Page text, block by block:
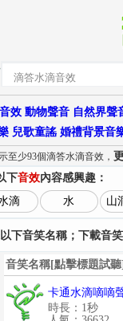
效 動物聲音 自然界聲
兒歌童謠 婚禮背景音
至少93個滴答水滴音效，
下音效內容感興趣：
滴
水 山
下音笑名稱；下載音
音笑名稱[點擊標題試聽]
卡通水滴嘀嘀
時長：1秒